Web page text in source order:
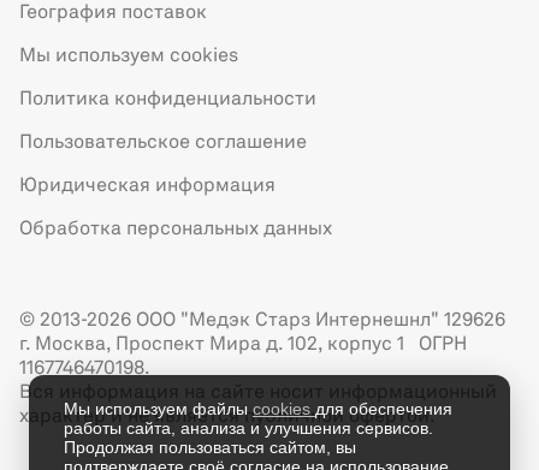
География поставок
Мы используем cookies
Политика конфиденциальности
Пользовательское соглашение
Юридическая информация
Обработка персональных данных
© 2013-2026 ООО "Медэк Старз Интернешнл" 129626
г. Москва, Проспект Мира д. 102, корпус 1 ОГРН
1167746470198.
Вся информация на сайте носит информационный
характер и не является публичной офертой.
Мы используем файлыcookies для обеспечения
работы сайта, анализа и улучшения сервисов.
Продолжая пользоваться сайтом, вы